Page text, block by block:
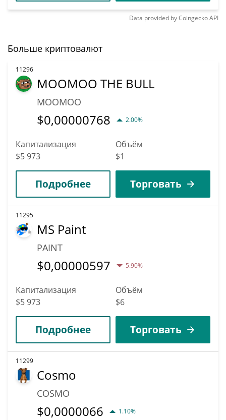
Data provided byCoingeckoAPI
Больше криптовалют
11296
MOOMOO THE BULL
MOOMOO
$0,00000768 2.00%
Капитализация
$5 973
Объём
$1
Подробнее Торговать
11295
MS Paint
PAINT
$0,00000597 5.90%
Капитализация
$5 973
Объём
$6
Подробнее Торговать
11299
Cosmo
COSMO
$0,0000066 1.10%